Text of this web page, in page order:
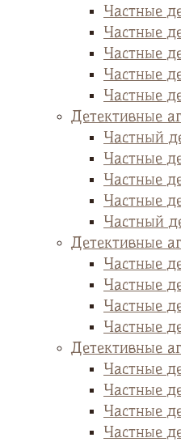
Частные
Частные
Частные
Частные
Частные
Детективные
Частный
Частные
Частные
Частные
Частный
Детективные
Частные
Частные
Частные
Частные
Детективные
Частные
Частные
Частные
Частные